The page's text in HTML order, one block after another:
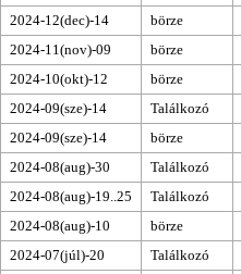
2024-12(dec)-14
börze
2024-11(nov)-09
börze
2024-10(okt)-12
börze
2024-09(sze)-14
Találkozó
2024-09(sze)-14
börze
2024-08(aug)-30
Találkozó
2024-08(aug)-19..25
Találkozó
2024-08(aug)-10
börze
2024-07(júl)-20
Találkozó